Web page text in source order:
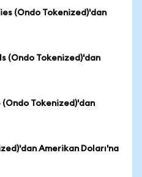
(Ondo Tokenized)'dan
(Ondo Tokenized)'dan
(Ondo Tokenized)'dan
Amerikan Doları'na